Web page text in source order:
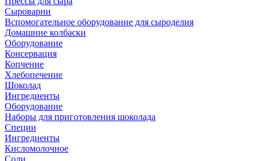
Сыроварни
Вспомогательное оборудование для сыроделия
Домашние колбаски
Оборудование
Консервация
Копчение
Хлебопечение
Шоколад
Ингредиенты
Оборудование
Наборы для приготовления шоколада
Специи
Ингредиенты
Кисломолочное
Соли